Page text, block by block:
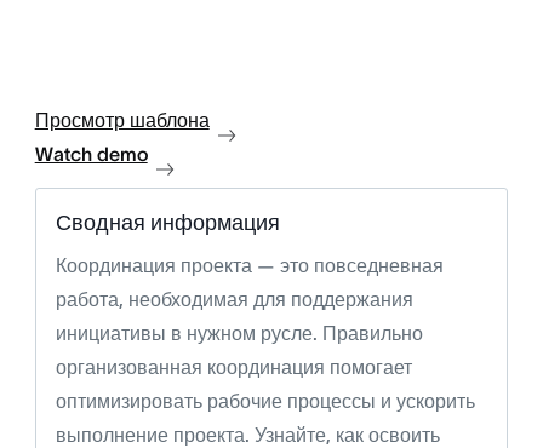
Просмотр шаблона
Watch demo
Сводная информация
Координация проекта — это повседневная
работа, необходимая для поддержания
инициативы в нужном русле. Правильно
организованная координация помогает
оптимизировать рабочие процессы и ускорить
выполнение проекта. Узнайте, как освоить